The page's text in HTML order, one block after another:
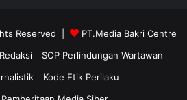
Reserved |
PT.Media Bakri Centre
Redaksi
SOP Perlindungan Wartawan
Kode Etik Perilaku